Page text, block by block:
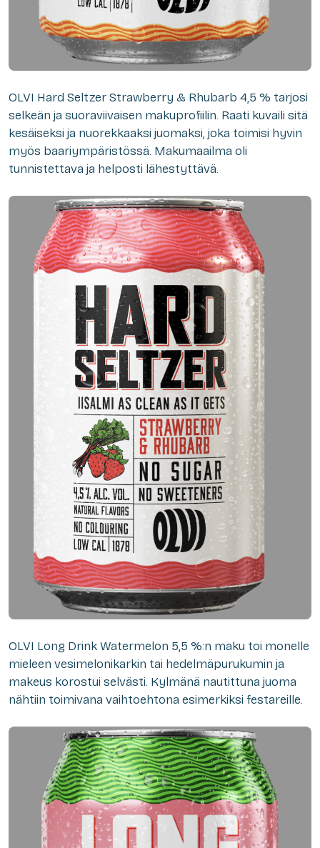
OLVI Hard Seltzer Strawberry & Rhubarb 4,5 % tarjosi
selkeän ja suoraviivaisen makuprofiilin. Raati kuvaili sitä
kesäiseksi ja nuorekkaaksi juomaksi, joka toimisi hyvin
myös baariympäristössä. Makumaailma oli
tunnistettava ja helposti lähestyttävä.
OLVI Long Drink Watermelon 5,5 %:n maku toi monelle
mieleen vesimelonikarkin tai hedelmäpurukumin ja
makeus korostui selvästi. Kylmänä nautittuna juoma
nähtiin toimivana vaihtoehtona esimerkiksi festareille.